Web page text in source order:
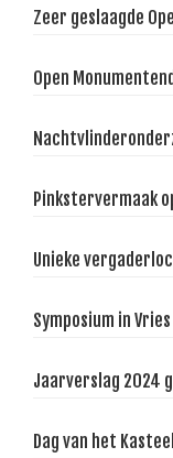
Zeer geslaagde
Open
Pinkstervermaak
Unieke
Symposium in
Jaarverslag 2024
Dag van het